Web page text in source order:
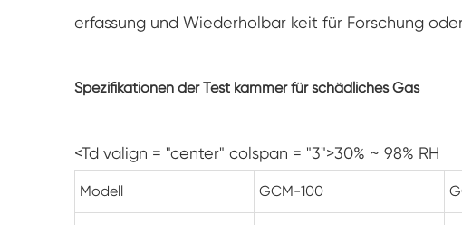
erfassung und Wiederholbar keit für Forschung
Spezifikationen der Test kammer für schädliches Gas
<Td valign = "center" colspan = "3">30% ~ 98% RH
Modell GCM-100